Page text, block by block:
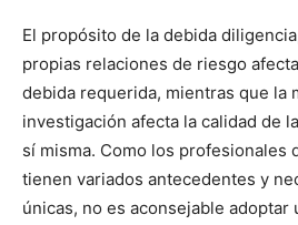
El propósito de la debida
propias relaciones de riesgo
debida requerida, mientras que la
investigación afecta la calidad de
sí misma. Como los profesionales
tienen variados antecedentes y
únicas, no es aconsejable adoptar